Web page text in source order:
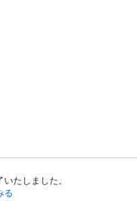
たしました。
る